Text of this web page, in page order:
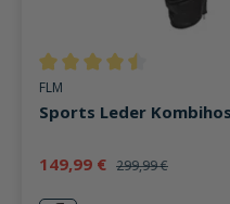
Durchschnittliche
FLM
Sports Leder
149,99 € 299,99 €